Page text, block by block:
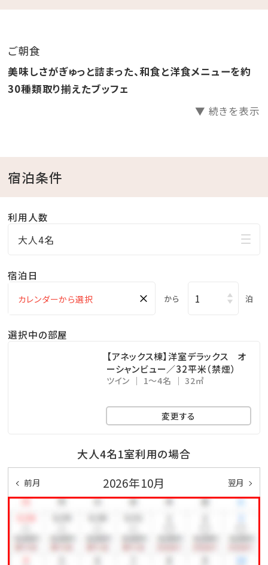
●ラウンジ「感謝」滞在中無料でご利用いただけます。
●ホテル駐車場無料
いただけます。
※飲酒後のご入浴はお断りしております。
営業時間／9:00～20:00
※チェックイン15:00～チェックアウト11:00までご利用
・ドリンクと小菓子をご自由にお召し上がりください。
・広々としたスペースは、リモートワークの利用も可能で
ニティ類は付いておりません。
※3歳以上のお子様は、朝食代1,000円を別途頂戴いた
します。
□ホテル敷地内で楽しめる！遊びメニューをご紹介（※
有料）
ご朝食
美味しさがぎゅっと詰まった、和食と洋食メニューを約
30種類取り揃えたブッフェ
▼ 続きを表示
宿泊条件
利用人数
大人4名
宿泊日
× から 泊
選択中の部屋
【アネックス棟】洋室デラックス オ
ーシャンビュー／32平米（禁煙）
ツイン 1～4名 32㎡
変更する
大人4名1室利用の場合
前月 2026年10月 翌月